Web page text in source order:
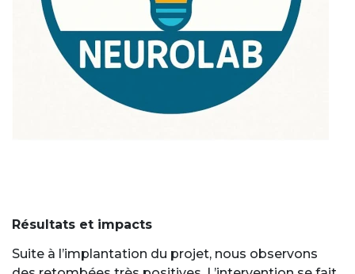
Résultats et impacts
Suite à l’implantation du projet, nous observons